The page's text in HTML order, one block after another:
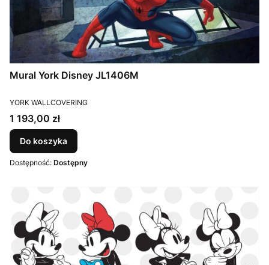
Mural York Disney JL1406M
PRODUCENT
YORK WALLCOVERING
Cena
1 193,00 zł
Do koszyka
Dostępność: Dostępny